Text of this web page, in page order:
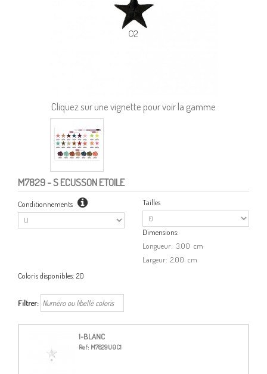
Cliquez sur une vignette pour voir la gamme
M7829- S ECUSSON ETOILE
Conditionnements Tailles
Dimensions:
Longueur: 3.00 cm
Largeur: 2.00 cm
Coloris disponibles: 20
Filtrer:
1-BLANC
Ref: M7829U0C1